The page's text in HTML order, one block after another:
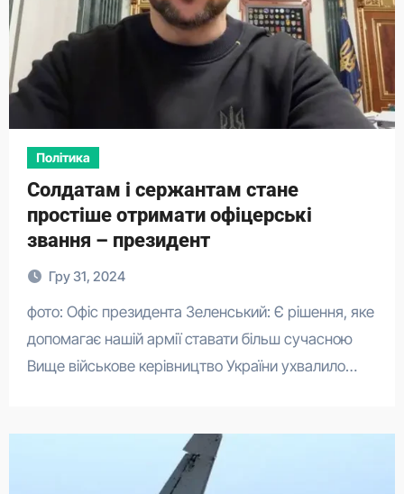
Політика
Солдатам і сержантам стане
простіше отримати офіцерські
звання – президент
Гру 31, 2024
фото: Офіс президента Зеленський: Є рішення, яке
допомагає нашій армії ставати більш сучасною
Вище військове керівництво України ухвалило…